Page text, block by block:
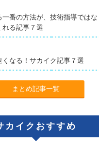
番の方法が、技術指導では
れる記事７選
なる！サカイク記事７選
まとめ記事一覧
カイクおすすめ